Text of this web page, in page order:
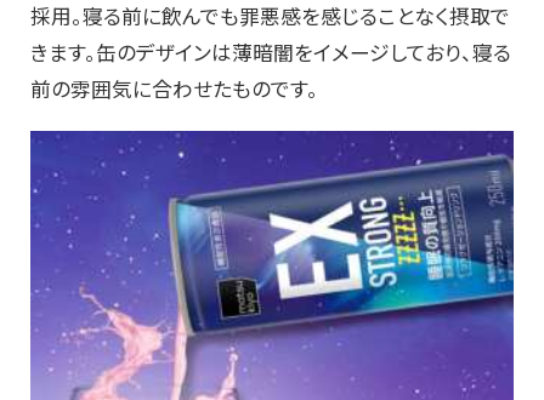
採用。寝る前に飲んでも罪悪感を感じることなく摂取で
きます。缶のデザインは薄暗闇をイメージしており、寝る
前の雰囲気に合わせたものです。